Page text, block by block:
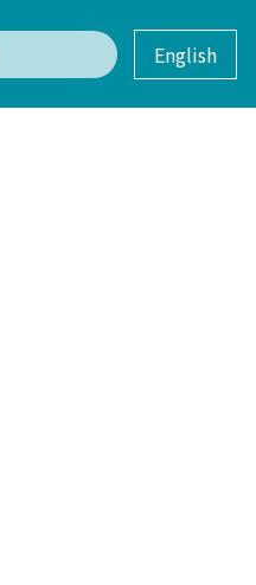
English